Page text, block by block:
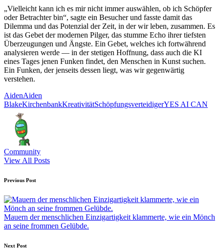
„Vielleicht kann ich es mir nicht immer auswählen, ob ich Schöpfer
oder Betrachter bin“, sagte ein Besucher und fasste damit das
Dilemma und das Potenzial der Zeit, in der wir leben, zusammen. Es
ist das Gebet der modernen Pilger, das stumme Echo ihrer tiefsten
Überzeugungen und Ängste. Ein Gebet, welches ich fortwährend
analysieren werde — in der stetigen Hoffnung, dass auch die KI
eines Tages jenen Funken findet, den Menschen in Kunst suchen.
Ein Funken, der jenseits dessen liegt, was wir gegenwärtig
verstehen.
Tags:
AidenAiden
BlakeKirchenbankKreativitätSchöpfungsverteidigerYES AI CAN
Community
View All Posts
Post
navigation
Previous Post
Mauern der menschlichen Einzigartigkeit klammerte, wie ein Mönch
an seine frommen Gelübde.
Next Post